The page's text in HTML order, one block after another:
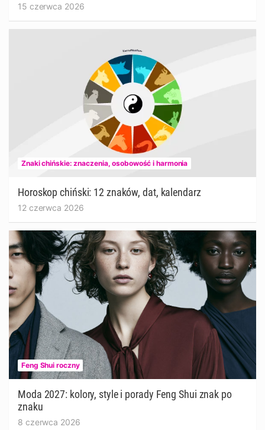
15 czerwca 2026
Znaki chińskie: znaczenia, osobowość i harmonia
Horoskop chiński: 12 znaków, dat, kalendarz
12 czerwca 2026
Feng Shui roczny
Moda 2027: kolory, style i porady Feng Shui znak po
znaku
8 czerwca 2026